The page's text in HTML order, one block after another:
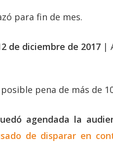
para fin de mes.
de diciembre de 2017 |
pena de más de
agendada la
de disparar en